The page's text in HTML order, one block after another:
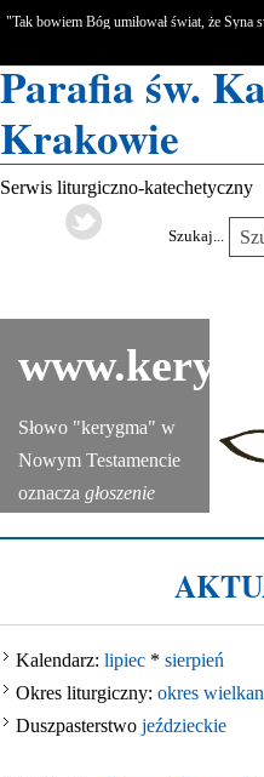
"Tak bowiem Bóg umiłował świat, że Syna
Parafia św.
Krakowie
Serwis liturgiczno-katechetyczny
Szukaj...
Słowo "kerygma" w
Nowym Testamencie
oznacza głoszenie
Strona katechetyczna
KERYGMA jest
próbą włączenia
środków informatyki
w dzieło głoszenia
Kalendarz: lipiec * sierpień
Okres liturgiczny: okres
Duszpasterstwo jeździeckie